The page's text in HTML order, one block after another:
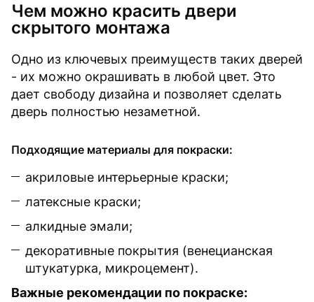
Чем можно красить двери
скрытого монтажа
Одно из ключевых преимуществ таких дверей
- их можно окрашивать в любой цвет. Это
дает свободу дизайна и позволяет сделать
дверь полностью незаметной.
Подходящие материалы для покраски:
акриловые интерьерные краски;
латексные краски;
алкидные эмали;
декоративные покрытия (венецианская
штукатурка, микроцемент).
Важные рекомендации по покраске: